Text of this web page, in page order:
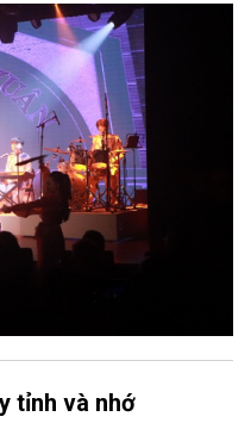
phường Hoàn Kiếm).
tỉnh và nhớ